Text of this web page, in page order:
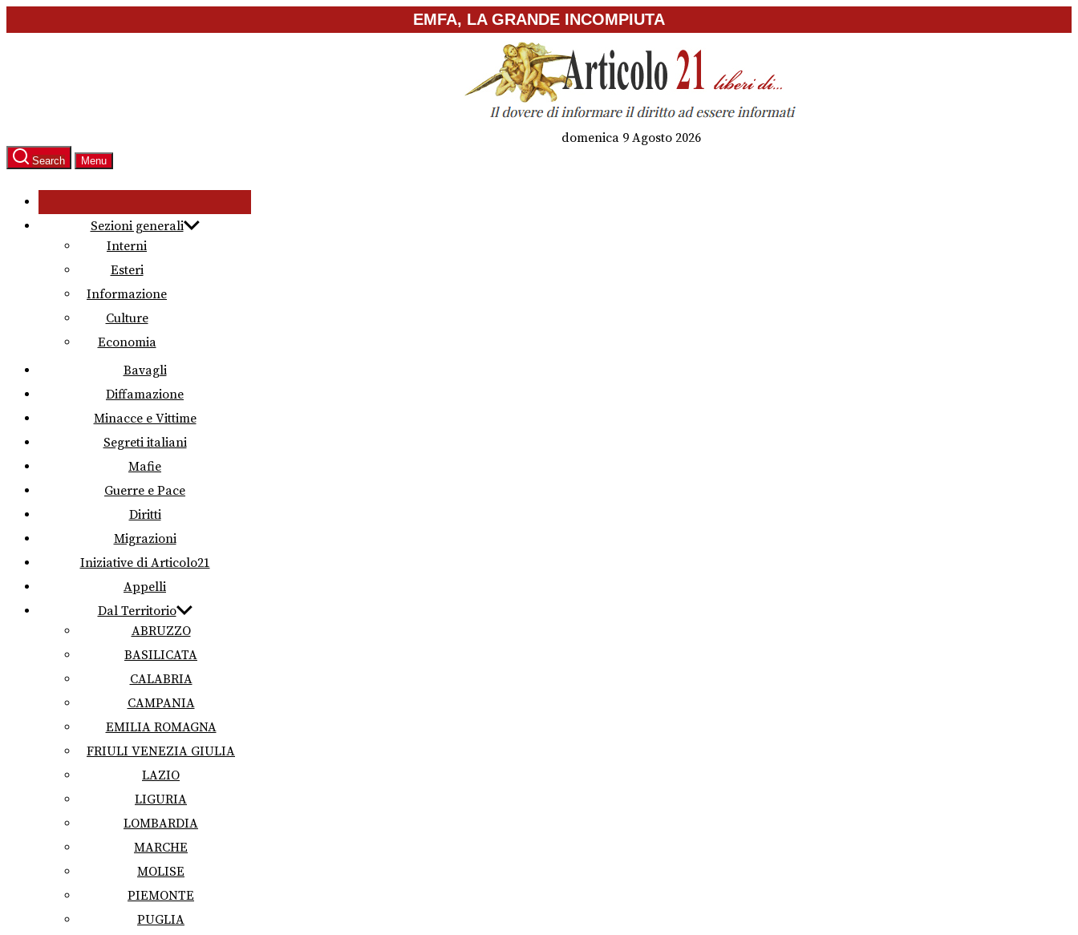
to
EMFA, LA GRANDE INCOMPIUTA
domenica 9 Agosto 2026
Search Menu
Sezioni generali
Interni
Esteri
Informazione
Culture
Economia
Bavagli
Diffamazione
Minacce e Vittime
Segreti italiani
Mafie
Guerre e Pace
Diritti
Migrazioni
Iniziative di Articolo21
Appelli
Dal Territorio
ABRUZZO
BASILICATA
CALABRIA
CAMPANIA
EMILIA ROMAGNA
FRIULI VENEZIA GIULIA
LAZIO
LIGURIA
LOMBARDIA
MARCHE
MOLISE
PIEMONTE
PUGLIA